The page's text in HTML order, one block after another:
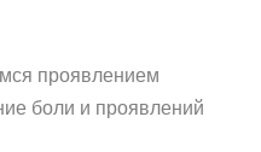
проявлением
боли и проявлений